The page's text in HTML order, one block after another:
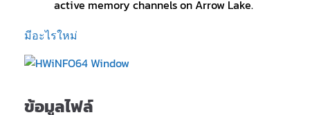
active memory channels on Arrow Lake.
มีอะไรใหม่
ข้อมูลไฟล์